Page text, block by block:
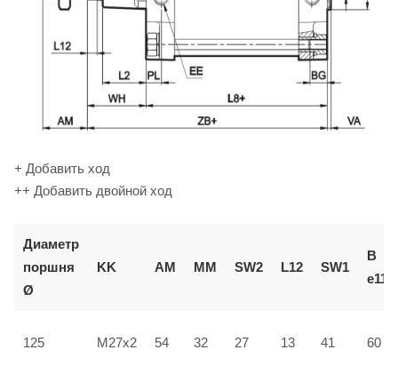
+ Добавить ход
++ Добавить двойной ход
Диаметр
поршня
Ø
KK AM ММ SW2 L12 SW1
В
e11
125 M27x2 54 32 27 13 41 60